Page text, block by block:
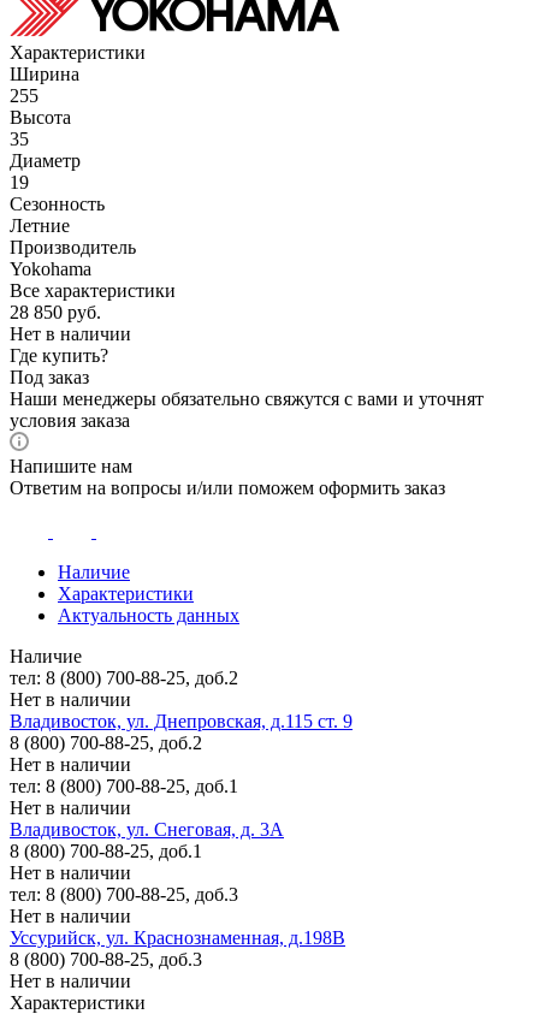
Характеристики
Ширина
255
Высота
35
Диаметр
19
Сезонность
Летние
Производитель
Yokohama
Все характеристики
28 850 руб.
Нет в наличии
Где купить?
Под заказ
Наши менеджеры обязательно свяжутся с вами и уточнят
условия заказа
Напишите нам
Ответим на вопросы и/или поможем оформить заказ
Наличие
Характеристики
Актуальность данных
Наличие
тел: 8 (800) 700-88-25, доб.2
Нет в наличии
Владивосток, ул. Днепровская, д.115 ст. 9
8 (800) 700-88-25, доб.2
Нет в наличии
тел: 8 (800) 700-88-25, доб.1
Нет в наличии
Владивосток, ул. Снеговая, д. 3А
8 (800) 700-88-25, доб.1
Нет в наличии
тел: 8 (800) 700-88-25, доб.3
Нет в наличии
Уссурийск, ул. Краснознаменная, д.198В
8 (800) 700-88-25, доб.3
Нет в наличии
Характеристики